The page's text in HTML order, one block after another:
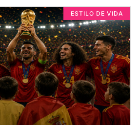
ESTILO DE VIDA